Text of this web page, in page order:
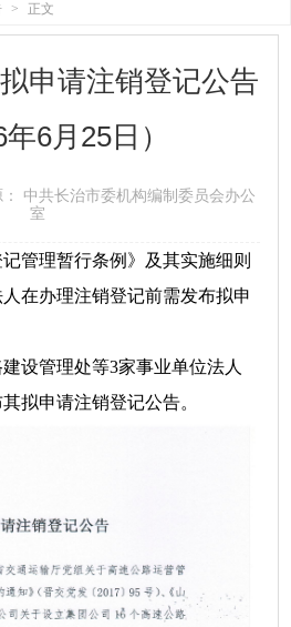
> 正文
申请注销登记公告
年6月25日）
： 中共长治市委机构编制委员会办公
室
管理暂行条例》及其实施细则
在办理注销登记前需发布拟申
设管理处等3家事业单位法人
拟申请注销登记公告。